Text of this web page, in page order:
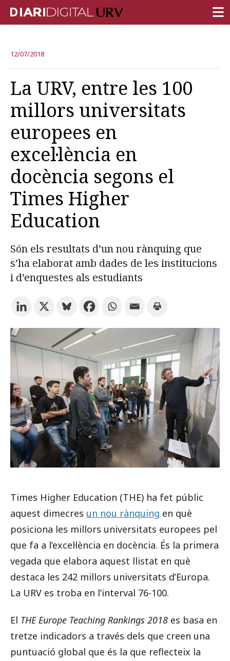
RECERCA
DOCÈNCIA
INSTITUCIÓ
VIDA AL CAMPUS
COMUNITAT URV
REPORTATGES
Més categories
Prova la cerca avançada
CATALÀ ESPAÑOL ENGLISH
12/07/2018
La URV, entre les 100
millors universitats
europees en
excel·lència en
docència segons el
Times Higher
Education
Són els resultats d’un nou rànquing que
s’ha elaborat amb dades de les institucions
i d’enquestes als estudiants
Times Higher Education (THE) ha fet públic
aquest dimecres un nou rànquing en què
posiciona les millors universitats europees pel
que fa a l’excel·lència en docència. És la primera
vegada que elabora aquest llistat en què
destaca les 242 millors universitats d’Europa.
La URV es troba en l’interval 76-100.
El THE Europe Teaching Rankings 2018 es basa en
tretze indicadors a través dels que creen una
puntuació global que és la que reflecteix la